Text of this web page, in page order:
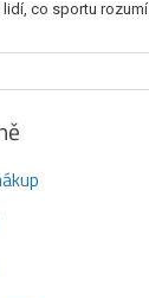
co sportu rozumí.